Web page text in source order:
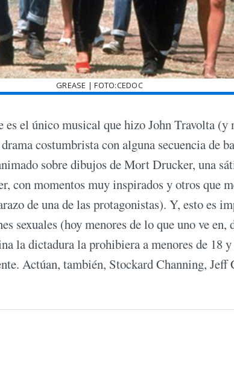
GREASE | FOTO:CEDOC
es el único musical que hizo John Travolta (y
costumbrista con alguna secuencia de
sobre dibujos de Mort Drucker, una
con momentos muy inspirados y otros que
de una de las protagonistas). Y, esto es
sexuales (hoy menores de lo que uno ve en,
la dictadura la prohibiera a menores de 18
Actúan, también, Stockard Channing, Jeff